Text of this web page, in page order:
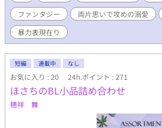
距離感が掴めないまま二人は絆を深めて
の恋路を邪魔するほどの、隠された過去
破る堅物皇子リーリュイ × 無自覚無鉄砲
恋のお話 ※ご注意 〇二人が恋に落ちるの
強い作品です。 〇受けの光太朗は、ず
（２５歳→３０歳）な強気。 〇性描写も
すが、１８禁タグは初めから付けておき
りです！苦手な方は避けましょう 〇かな
返信は遅くなりますが、毎回噛み締めな
ファンタジー
両片思いで攻めの溺愛
暴力表現在り
短編 連載中 なし
お気に入り : 20 24h.ポイント : 271
ほさちのBL小品詰め合わせ
穂祥 舞